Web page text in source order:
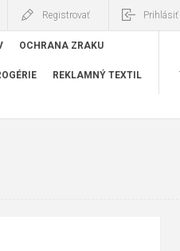
Registrovať Prihlásiť
OCHRANA ZRAKU
REKLAMNÝ TEXTIL